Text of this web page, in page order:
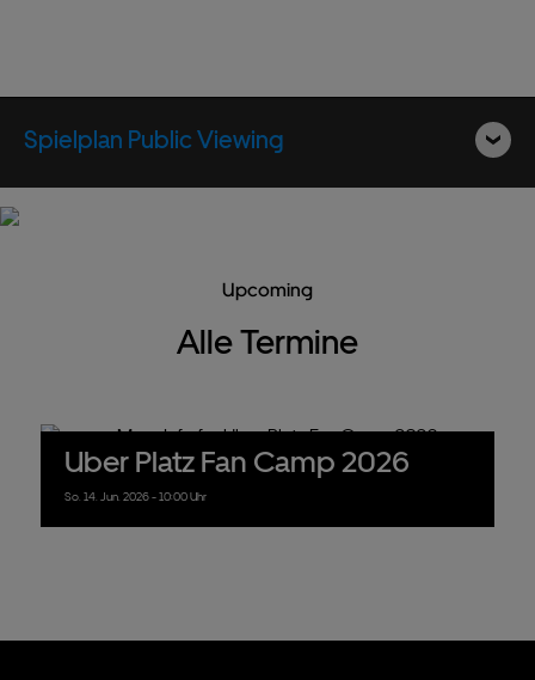
Spielplan Public Viewing
Upcoming
Alle Termine
Uber Platz Fan Camp 2026
So. 14. Jun. 2026- 10:00 Uhr